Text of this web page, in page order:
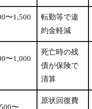
〜1,500
転勤等で違
約金軽減
〜1,000
死亡時の残
債が保険で
清算
〜
原状回復費